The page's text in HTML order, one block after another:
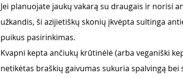
Jei planuojate jaukų vakarą su draugais ir norisi
užkandis, ši azijietiškų skonių įkvėpta sultinga
puikus pasirinkimas.
Kvapni kepta ančiukų krūtinėlė (arba veganiški
netikėtas braškių gaivumas sukuria spalvingą